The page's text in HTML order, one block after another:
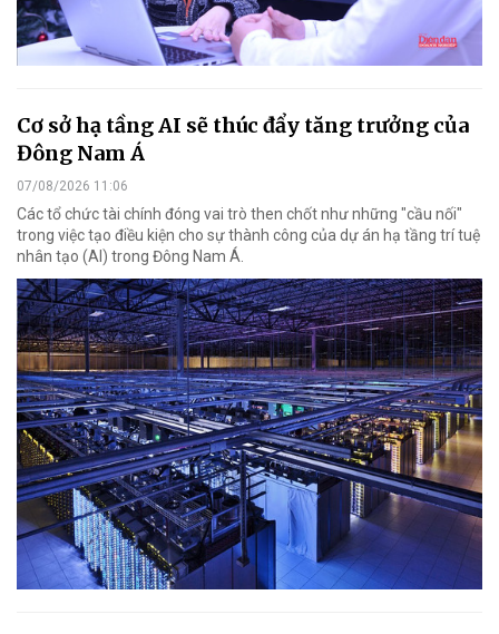
Cơ sở hạ tầng AI sẽ thúc đẩy tăng trưởng của
Đông Nam Á
07/08/2026 11:06
Các tổ chức tài chính đóng vai trò then chốt như những "cầu nối"
trong việc tạo điều kiện cho sự thành công của dự án hạ tầng trí tuệ
nhân tạo (AI) trong Đông Nam Á.